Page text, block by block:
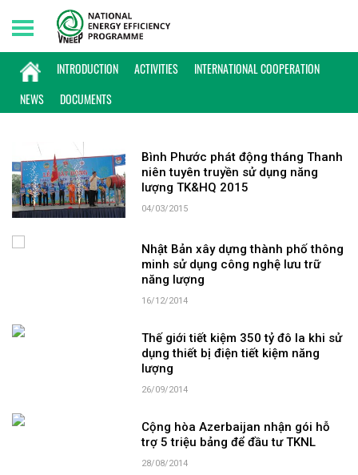
INTRODUCTION ACTIVITIES
INTERNATIONAL COOPERATION
NEWS
DOCUMENTS
Friday, 07/08/2026 | 09:28 GMT+7
KEYWORD: THIẾT BỊ TIẾT KIỆM NĂNG
Bình Phước phát động tháng Thanh
niên tuyên truyền sử dụng năng
lượng TK&HQ 2015
04/03/2015
Nhật Bản xây dựng thành phố thông
minh sử dụng công nghệ lưu trữ
năng lượng
16/12/2014
Thế giới tiết kiệm 350 tỷ đô la khi sử
dụng thiết bị điện tiết kiệm năng
lượng
26/09/2014
Cộng hòa Azerbaijan nhận gói hỗ
trợ 5 triệu bảng để đầu tư TKNL
28/08/2014